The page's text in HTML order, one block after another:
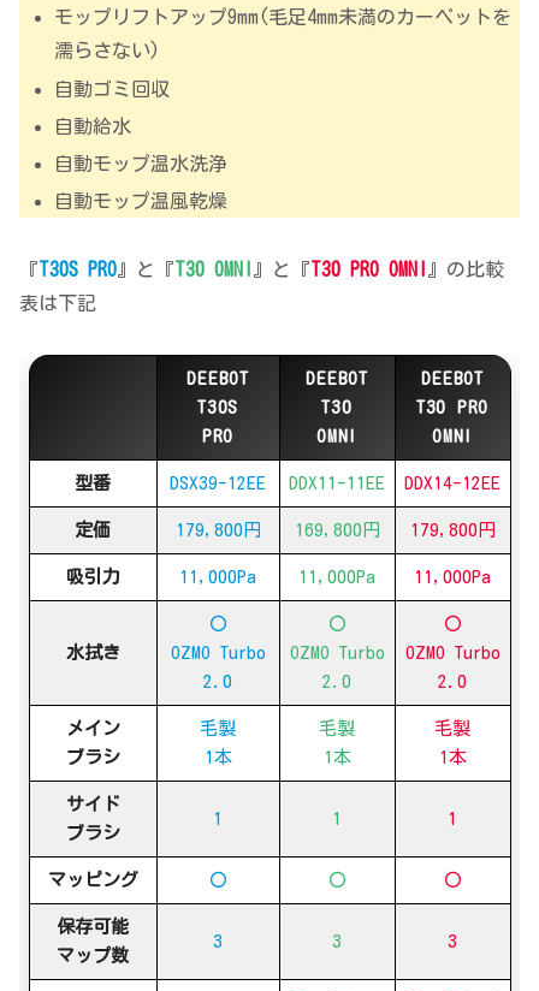
モップリフトアップ9mm(毛足4mm未満のカーペットを
濡らさない)
自動ゴミ回収
自動給水
自動モップ温水洗浄
自動モップ温風乾燥
『T30S PRO 』と『T30 OMNI 』と『T30 PRO OMNI
』の比較
表は下記
DEEBOT
T30S
PRO
DEEBOT
T30
OMNI
DEEBOT
T30 PRO
OMNI
型番 DSX39-12EE DDX11-11EE DDX14-12EE
定価 179,800円 169,800円 179,800円
吸引力 11,000Pa 11,000Pa 11,000Pa
水拭き
〇
OZMO Turbo
2.0
〇
OZMO Turbo
2.0
〇
OZMO Turbo
2.0
メイン
ブラシ
毛製
1本
毛製
1本
毛製
1本
サイド
ブラシ
1 1 1
マッピング 〇 〇 〇
保存可能
マップ数
3 3 3